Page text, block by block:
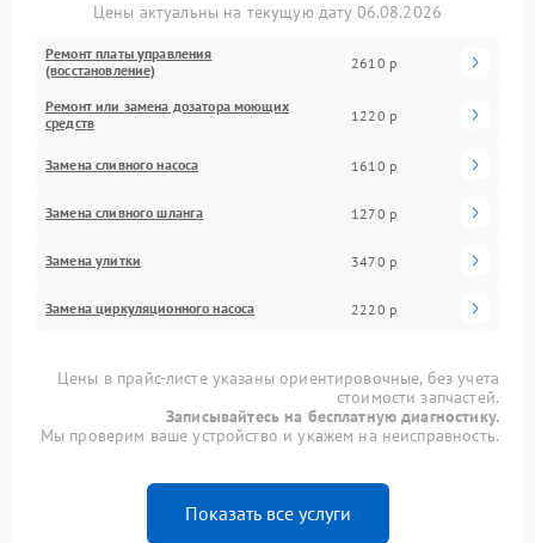
Цены актуальны на текущую дату 06.08.2026
Ремонт платы управления
(восстановление)
2610 р
Ремонт или замена дозатора моющих
средств
1220 р
Замена сливного насоса 1610 р
Замена сливного шланга 1270 р
Замена улитки 3470 р
Замена циркуляционного насоса 2220 р
Цены в прайс-листе указаны ориентировочные, без учета
стоимости запчастей.
Записывайтесь на бесплатную диагностику.
Мы проверим ваше устройство и укажем на неисправность.
Показать все услуги